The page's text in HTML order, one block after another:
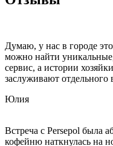
Думаю, у нас в городе
можно найти
сервис, а истории
заслуживают отдельного
Юлия
Встреча с Persepol была
кофейню наткнулась на